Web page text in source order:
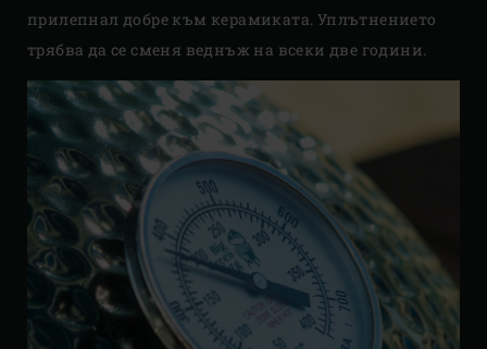
прилепнал добре към керамиката. Уплътнението
трябва да се сменя веднъж на всеки две години.